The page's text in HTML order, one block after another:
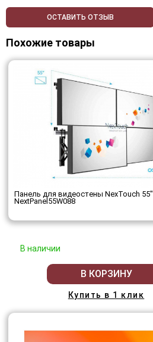
ОСТАВИТЬ ОТЗЫВ
Похожие товары
Панель для видеостены NexTouch 55"
NextPanel55W088
В наличии
В КОРЗИНУ
Купить в 1 клик